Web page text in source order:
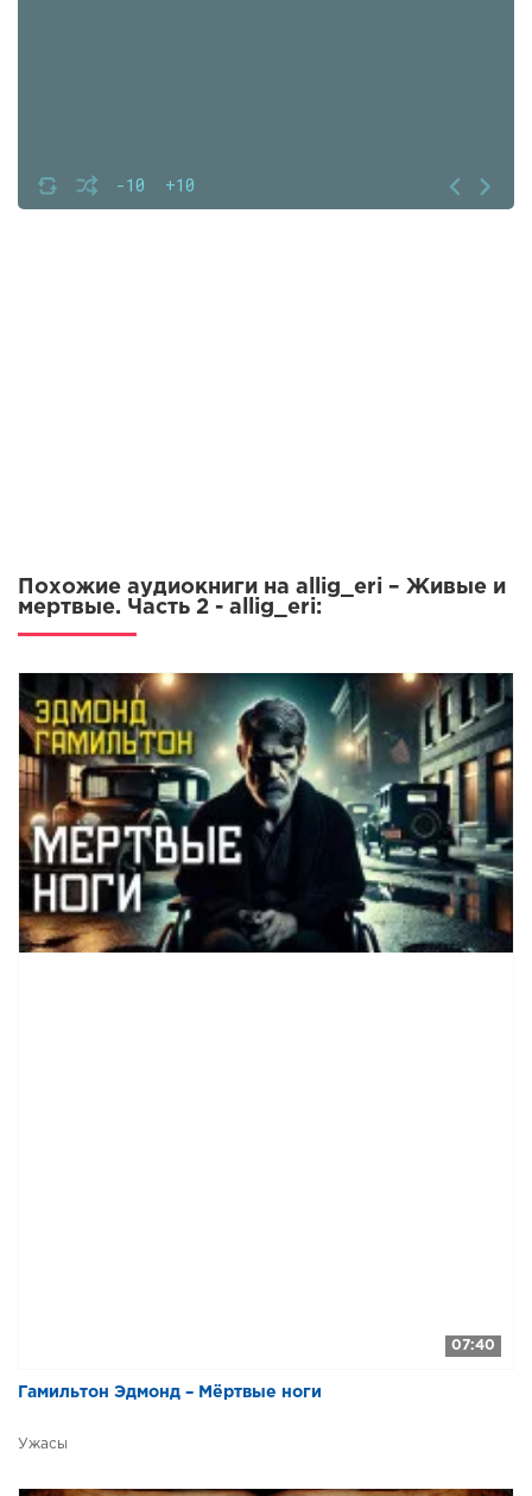
-10 +10
Похожие аудиокниги на allig_eri – Живые и
мертвые. Часть 2 - allig_eri:
07:40
Гамильтон Эдмонд – Мёртвые ноги
Ужасы